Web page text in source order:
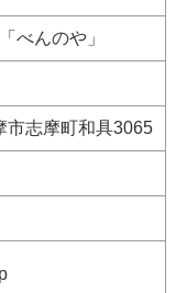
べんのや」
市志摩町和具3065